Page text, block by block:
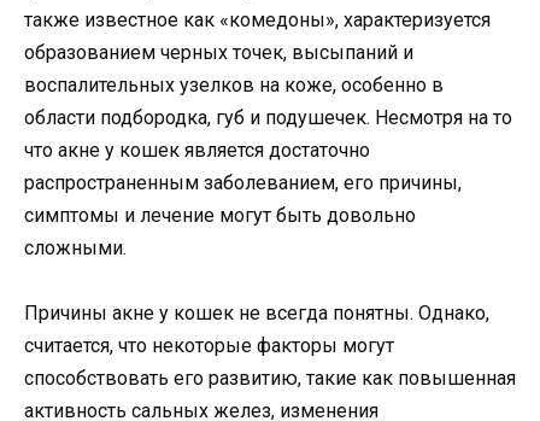
также известное как «комедоны», характеризуется
образованием черных точек, высыпаний и
воспалительных узелков на коже, особенно в
области подбородка, губ и подушечек. Несмотря на то
что акне у кошек является достаточно
распространенным заболеванием, его причины,
симптомы и лечение могут быть довольно
сложными.
Причины акне у кошек не всегда понятны. Однако,
считается, что некоторые факторы могут
способствовать его развитию, такие как повышенная
активность сальных желез, изменения